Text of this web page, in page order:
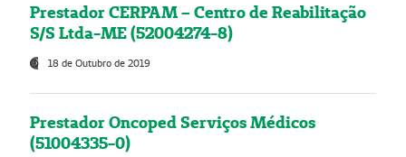
Prestador CERPAM – Centro de Reabilitação
S/S Ltda-ME (52004274-8)
18 de Outubro de 2019
Prestador Oncoped Serviços Médicos
(51004335-0)